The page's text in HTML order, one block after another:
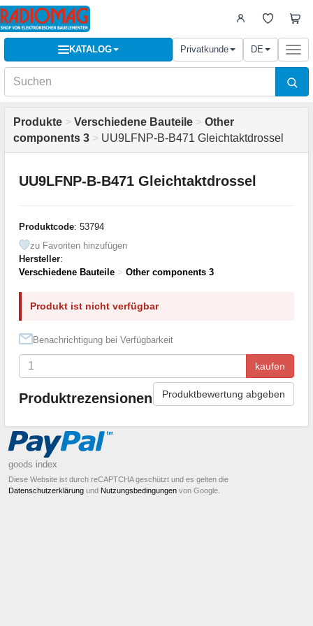
KATALOG Privatkunde DE
Produkte > Verschiedene Bauteile > Other
components 3 > UU9LFNP-B-B471 Gleichtaktdrossel
UU9LFNP-B-B471 Gleichtaktdrossel
Produktcode: 53794
zu Favoriten hinzufügen
Hersteller:
Verschiedene Bauteile > Other components 3
Produkt ist nicht verfügbar
Benachrichtigung bei Verfügbarkeit
kaufen
Produktrezensionen Produktbewertung abgeben
goods index
Diese Website ist durch reCAPTCHA geschützt und es gelten die
Datenschutzerklärung und Nutzungsbedingungen von Google.